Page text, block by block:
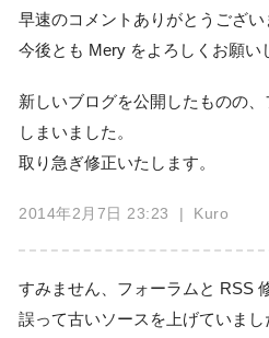
早速のコメントありがとうござい
今後とも Mery をよろしくお願い
新しいブログを公開したものの
しまいました。
取り急ぎ修正いたします。
2014年2月7日 23:23 | Kuro
すみません、フォーラムと RSS
誤って古いソースを上げていまし